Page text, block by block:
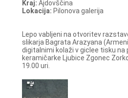
Kraj: Ajdovščina
Lokacija: Pilonova galerija
Lepo vabljeni na otvoritev
slikarja Bagrata Arazyana
digitalnimi kolaži v giclee tisku na
keramičarke Ljubice Zgonec
19.00 uri.